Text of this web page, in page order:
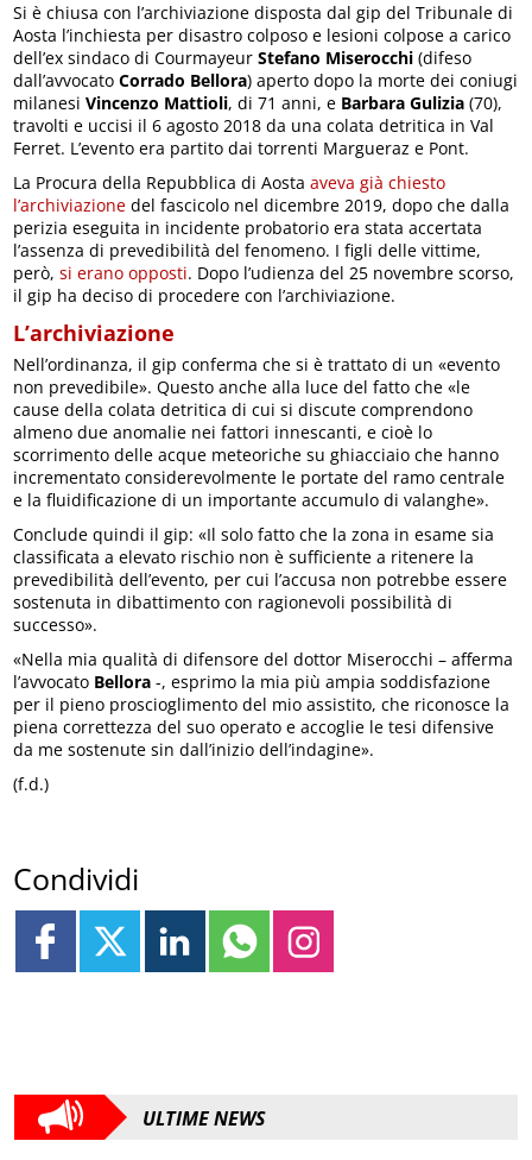
Si è chiusa con l’archiviazione disposta dal gip del Tribunale di
Aosta l’inchiesta per disastro colposo e lesioni colpose a carico
dell’ex sindaco di CourmayeurStefano Miserocchi (difeso
dall’avvocatoCorrado Bellora) aperto dopo la morte dei coniugi
milanesiVincenzo Mattioli, di 71 anni, e Barbara Gulizia (70),
travolti e uccisi il 6 agosto 2018 da una colata detritica in Val
Ferret. L’evento era partito dai torrenti Margueraz e Pont.
La Procura della Repubblica di Aostaaveva già chiesto
l’archiviazione del fascicolo nel dicembre 2019, dopo che dalla
perizia eseguita in incidente probatorio era stata accertata
l’assenza di prevedibilità del fenomeno. I figli delle vittime,
però,si erano opposti. Dopo l’udienza del 25 novembre scorso,
il gip ha deciso di procedere con l’archiviazione.
L’archiviazione
Nell’ordinanza, il gip conferma che si è trattato di un «evento
non prevedibile». Questo anche alla luce del fatto che «le
cause della colata detritica di cui si discute comprendono
almeno due anomalie nei fattori innescanti, e cioè lo
scorrimento delle acque meteoriche su ghiacciaio che hanno
incrementato considerevolmente le portate del ramo centrale
e la fluidificazione di un importante accumulo di valanghe».
Conclude quindi il gip: «Il solo fatto che la zona in esame sia
classificata a elevato rischio non è sufficiente a ritenere la
prevedibilità dell’evento, per cui l’accusa non potrebbe essere
sostenuta in dibattimento con ragionevoli possibilità di
successo».
«Nella mia qualità di difensore del dottor Miserocchi – afferma
l’avvocato Bellora -, esprimo la mia più ampia soddisfazione
per il pieno proscioglimento del mio assistito, che riconosce la
piena correttezza del suo operato e accoglie le tesi difensive
da me sostenute sin dall’inizio dell’indagine».
(f.d.)
Condividi
ULTIME NEWS